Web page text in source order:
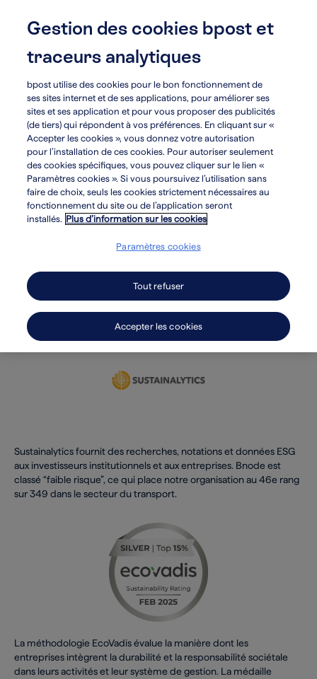
content
search
arrow_circle_leftDéveloppement durable
Récompenses et
évaluations
suivantes pour son approche en matière
Sustainalytics fournit des recherches, notations et données ESG
aux investisseurs institutionnels et aux entreprises. Bnode est
classé “faible risque”, ce qui place notre organisation au 46e rang
sur 349 dans le secteur du transport.
La méthodologie EcoVadis évalue la manière dont les
entreprises intègrent la durabilité et la responsabilité sociétale
dans leurs activités et leur système de gestion. La médaille
Gestion des cookies bpost et
traceurs analytiques
bpost utilise des cookies pour le bon fonctionnement de
ses sites internet et de ses applications, pour améliorer ses
sites et ses application et pour vous proposer des publicités
(de tiers) qui répondent à vos préférences. En cliquant sur «
Accepter les cookies », vous donnez votre autorisation
pour l’installation de ces cookies. Pour autoriser seulement
des cookies spécifiques, vous pouvez cliquer sur le lien «
Paramètres cookies ». Si vous poursuivez l’utilisation sans
faire de choix, seuls les cookies strictement nécessaires au
fonctionnement du site ou de l’application seront
installés. Plus d’information sur les cookies
Paramètres cookies
Tout refuser
Accepter les cookies